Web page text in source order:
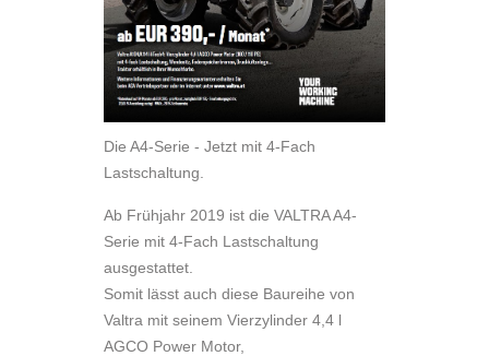
Die A4-Serie - Jetzt mit 4-Fach
Lastschaltung.
Ab Frühjahr 2019 ist die VALTRA A4-
Serie mit 4-Fach Lastschaltung
ausgestattet.
Somit lässt auch diese Baureihe von
Valtra mit seinem Vierzylinder 4,4 l
AGCO Power Motor,